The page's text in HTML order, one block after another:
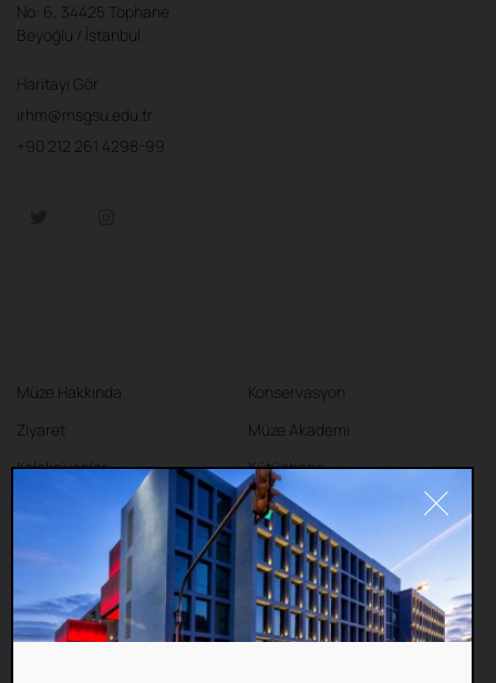
No: 6, 34425 Tophane
Beyoğlu / İstanbul
Haritayı Gör
irhm@msgsu.edu.tr
+90 212 261 4298-99
Müze Hakkında
Ziyaret
Koleksiyonlar
Konservasyon
Müze Akademi
Kütüphane
İletişim